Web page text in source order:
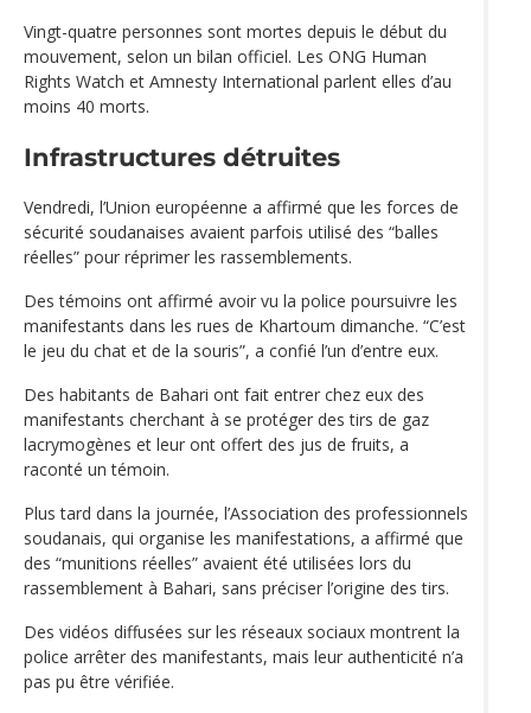
Vingt-quatre personnes sont mortes depuis le début du
mouvement, selon un bilan officiel. Les ONG Human
Rights Watch et Amnesty International parlent elles d’au
moins 40 morts.
Infrastructures détruites
Vendredi, l’Union européenne a affirmé que les forces de
sécurité soudanaises avaient parfois utilisé des “balles
réelles” pour réprimer les rassemblements.
Des témoins ont affirmé avoir vu la police poursuivre les
manifestants dans les rues de Khartoum dimanche. “C’est
le jeu du chat et de la souris”, a confié l’un d’entre eux.
Des habitants de Bahari ont fait entrer chez eux des
manifestants cherchant à se protéger des tirs de gaz
lacrymogènes et leur ont offert des jus de fruits, a
raconté un témoin.
Plus tard dans la journée, l’Association des professionnels
soudanais, qui organise les manifestations, a affirmé que
des “munitions réelles” avaient été utilisées lors du
rassemblement à Bahari, sans préciser l’origine des tirs.
Des vidéos diffusées sur les réseaux sociaux montrent la
police arrêter des manifestants, mais leur authenticité n’a
pas pu être vérifiée.